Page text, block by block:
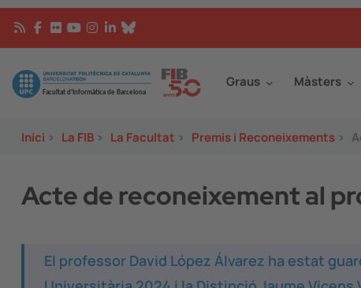
Vés al contingut
Image Graus Màsters
Inici > La FIB > La Facultat > Premis i Reconeixements >
Acte de reconeixement al
El professor David López Álvarez ha estat